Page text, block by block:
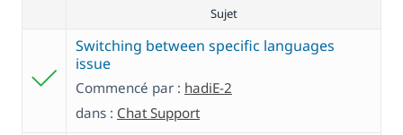
Sujet
Switching between specific languages
issue
Commencé par : hadiE-2
dans : Chat Support